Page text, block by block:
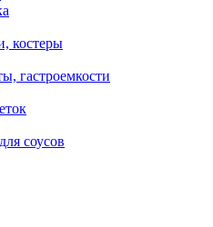
костеры
гастроемкости
соусов